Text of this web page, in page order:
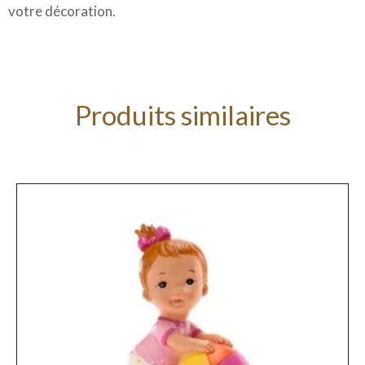
votre décoration.
Produits similaires